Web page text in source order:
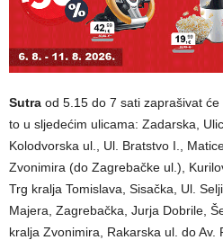
Sutra od 5.15 do 7 sati zaprašivat će
to u sljedećim ulicama: Zadarska,
Kolodvorska ul., Ul. Bratstvo I.,
Zvonimira (do Zagrebačke ul.),
Trg kralja Tomislava, Sisačka, Ul.
Majera, Zagrebačka, Jurja Dobrile,
kralja Zvonimira, Rakarska ul. do Av.